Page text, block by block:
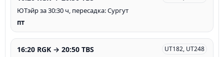
ЮТэйр за 30:30 ч, пересадка: Сургут
пт
16:20 RGK → 20:50 TBS UT182, UT248